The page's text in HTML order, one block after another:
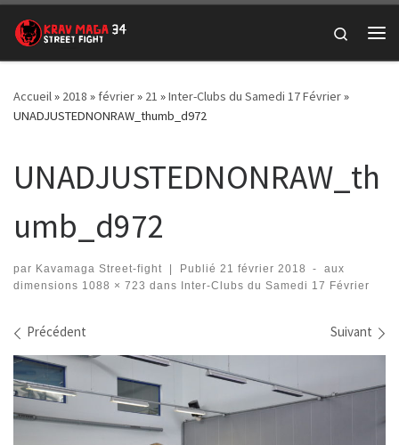
Passer au contenu
Search
Accueil» 2018 » février» 21 »Inter-Clubs du Samedi 17 Février»
UNADJUSTEDNONRAW_thumb_d972
UNADJUSTEDNONRAW_th
umb_d972
par Kavamaga Street-fight | Publié 21 février 2018 -
aux
dimensions 1088 × 723 dans Inter-Clubs du Samedi 17 Février
Navigation des images
Précédent Suivant